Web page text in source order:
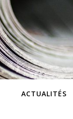
ACTUALITÉS